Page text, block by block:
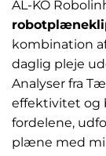
AL-KO
kombination
daglig pleje
Analyser fra
effektivitet og
fordelene,
plæne med